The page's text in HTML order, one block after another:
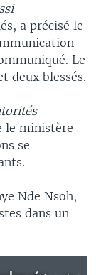
a précisé le
Le
deux blessés.
le ministère
se
Nde Nsoh,
dans un